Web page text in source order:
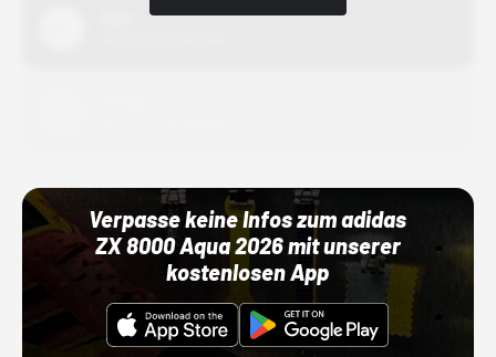
Verpasse keine Infos zum adidas
ZX 8000 Aqua 2026 mit unserer
kostenlosen App